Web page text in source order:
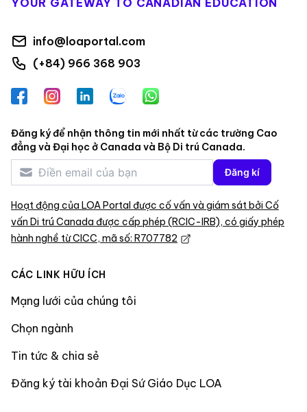
info@loaportal.com
(+84) 966 368 903
FacebookInstagramLinkedInZalo WhatsApp
Đăng ký để nhận thông tin mới nhất từ các trường Cao
đẳng và Đại học ở Canada và Bộ Di trú Canada.
Đăng kí
Hoạt động của LOA Portal được cố vấn và giám sát bởi Cố
vấn Di trú Canada được cấp phép (RCIC-IRB), có giấy phép
hành nghề từ CICC, mã số: R707782
CÁC LINK HỮU ÍCH
Mạng lưới của chúng tôi
Chọn ngành
Tin tức & chia sẻ
Đăng ký tài khoản Đại Sứ Giáo Dục LOA